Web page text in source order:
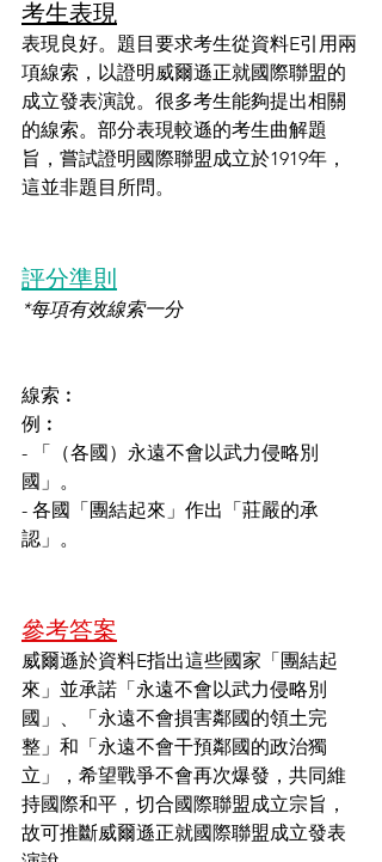
考生表現
表現良好。題目要求考生從資料E引用兩
項線索，以證明威爾遜正就國際聯盟的
成立發表演說。很多考生能夠提出相關
的線索。部分表現較遜的考生曲解題
旨，嘗試證明國際聯盟成立於1919年，
這並非題目所問。
評分準則
*每項有效線索一分
線索︰
例︰
- 「（各國）永遠不會以武力侵略別
國」。
- 各國「團結起來」作出「莊嚴的承
認」。
參考答案
威爾遜於資料E指出這些國家「團結起
來」並承諾「永遠不會以武力侵略別
國」、「永遠不會損害鄰國的領土完
整」和「永遠不會干預鄰國的政治獨
立」，希望戰爭不會再次爆發，共同維
持國際和平，切合國際聯盟成立宗旨，
故可推斷威爾遜正就國際聯盟成立發表